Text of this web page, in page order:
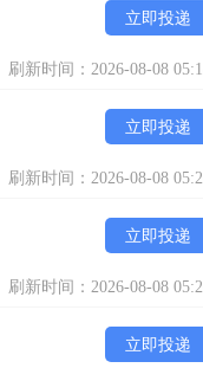
立即投递
刷新时间：2026-08-08
立即投递
刷新时间：2026-08-08
立即投递
刷新时间：2026-08-08
立即投递